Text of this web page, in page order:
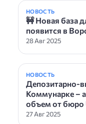
НОВОСТЬ
🚧 Новая база
появится в
28 Авг 2025
НОВОСТЬ
Депозитарно-
Коммунарке –
объем от бюро
27 Авг 2025